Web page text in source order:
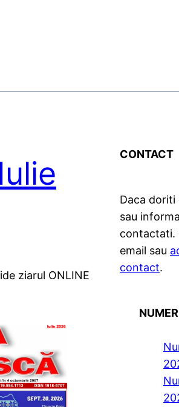
ziarul ONLINE
CONTACT
Daca doriti
sau
contactati.
email sau
contact.